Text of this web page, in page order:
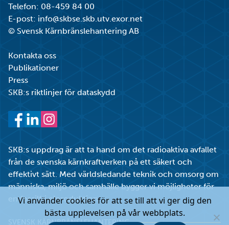
Telefon: 08-459 84 00
E-post: info@skbse.skb.utv.exor.net
© Svensk Kärnbränslehantering AB
Kontakta oss
Publikationer
Press
SKB:s riktlinjer för dataskydd
SKB:s uppdrag är att ta hand om det radioaktiva avfallet
från de svenska kärnkraftverken på ett säkert och
effektivt sätt. Med världsledande teknik och omsorg om
människa, miljö och samhälle bygger vi möjligheter för
en fossilfri elproduktion.
SVENSK KÄRNBRÄNSLEHANTERING
Vi använder cookies för att se till att vi ger dig den
bästa upplevelsen på vår webbplats.